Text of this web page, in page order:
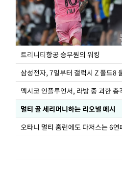
트리니티항공 승무원의 워킹
멀티 골 세리머니하는 리오넬 메시
오타니 멀티 홈런에도 다저스는 6연